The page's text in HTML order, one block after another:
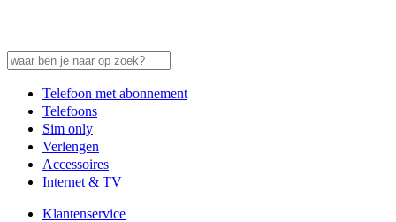
Telefoon met abonnement
Telefoons
Sim only
Verlengen
Accessoires
Internet & TV
Klantenservice